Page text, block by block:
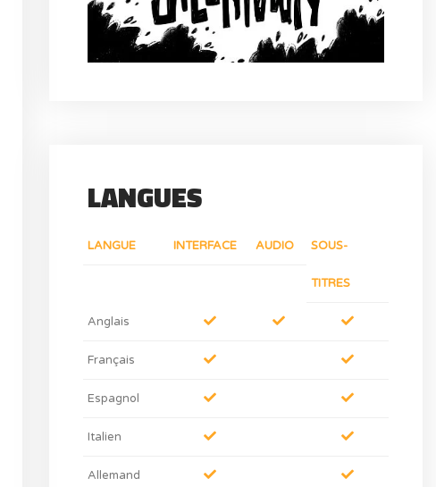
LANGUES
LANGUE INTERFACE AUDIO SOUS-
TITRES
Anglais
Français
Espagnol
Italien
Allemand